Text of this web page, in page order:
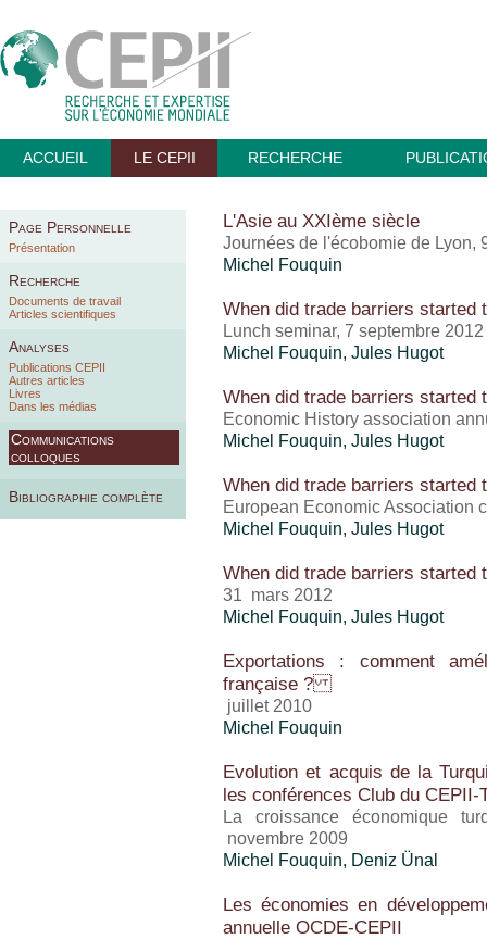
ACCUEIL LE CEPII RECHERCHE
Page Personnelle
Présentation
Recherche
Documents de travail
Articles scientifiques
Analyses
Publications CEPII
Autres articles
Livres
Dans les médias
Communications
colloques
Bibliographie complète
L'Asie au XXIème siècle
Journées de l'écobomie de Lyon,
Michel Fouquin
When did trade barriers started
Lunch seminar, 7 septembre 2012
Michel Fouquin, Jules Hugot
When did trade barriers started
Economic History association
Michel Fouquin, Jules Hugot
When did trade barriers started
European Economic Association
Michel Fouquin, Jules Hugot
When did trade barriers started
31 mars 2012
Michel Fouquin, Jules Hugot
Exportations : comment
française ?
juillet 2010
Michel Fouquin
Evolution et acquis de la
les conférences Club du CEPII-
La croissance économique
novembre 2009
Michel Fouquin, Deniz Ünal
Les économies en
annuelle OCDE-CEPII